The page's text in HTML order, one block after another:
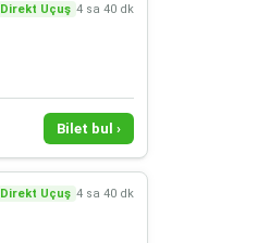
Direkt Uçuş 4 sa 40 dk
Bilet bul ›
Direkt Uçuş 4 sa 40 dk